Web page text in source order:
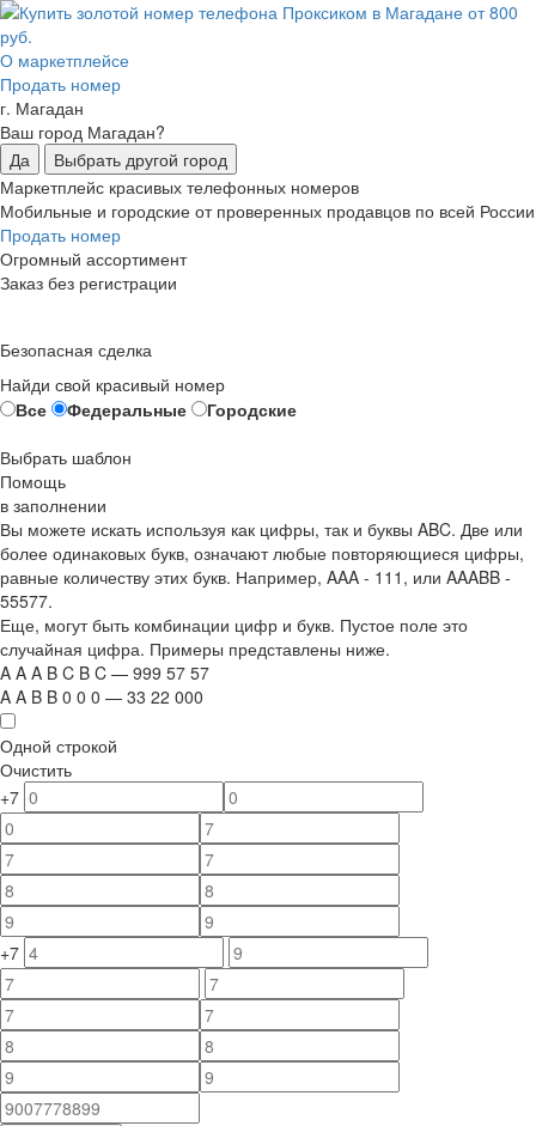
О маркетплейсе
Продать номер
г. Магадан
Ваш город Магадан?
Да
Выбрать другой город
Маркетплейс красивых телефонных номеров
Мобильные и городские от проверенных продавцов по всей России
Продать номер
Огромный ассортимент
Заказ без регистрации
Безопасная сделка
Найди свой красивый номер
Все
Федеральные
Городские
Выбрать шаблон
Помощь
в заполнении
Вы можете искать используя как цифры, так и буквы ABC. Две или
более одинаковых букв, означают любые повторяющиеся цифры,
равные количеству этих букв. Например, AAA - 111 , или AAABB -
55577.
Еще, могут быть комбинации цифр и букв. Пустое поле это
случайная цифра. Примеры представлены ниже.
A A A B C B C — 999 57 57
A A B B 0 0 0 — 33 22 000
Одной строкой
Очистить
+7
+7